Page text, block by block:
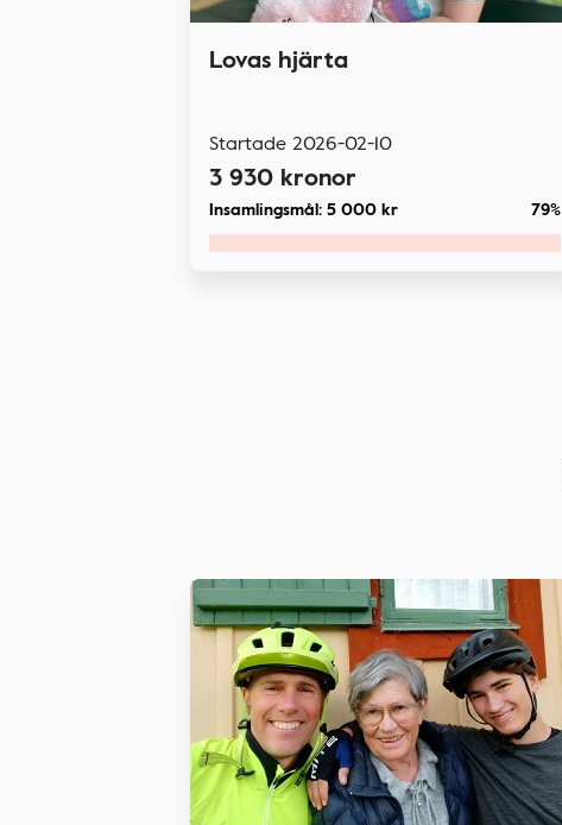
Lovas hjärta
Startade 2026-02-10
3 930 kronor
Insamlingsmål: 5 000 kr 79%